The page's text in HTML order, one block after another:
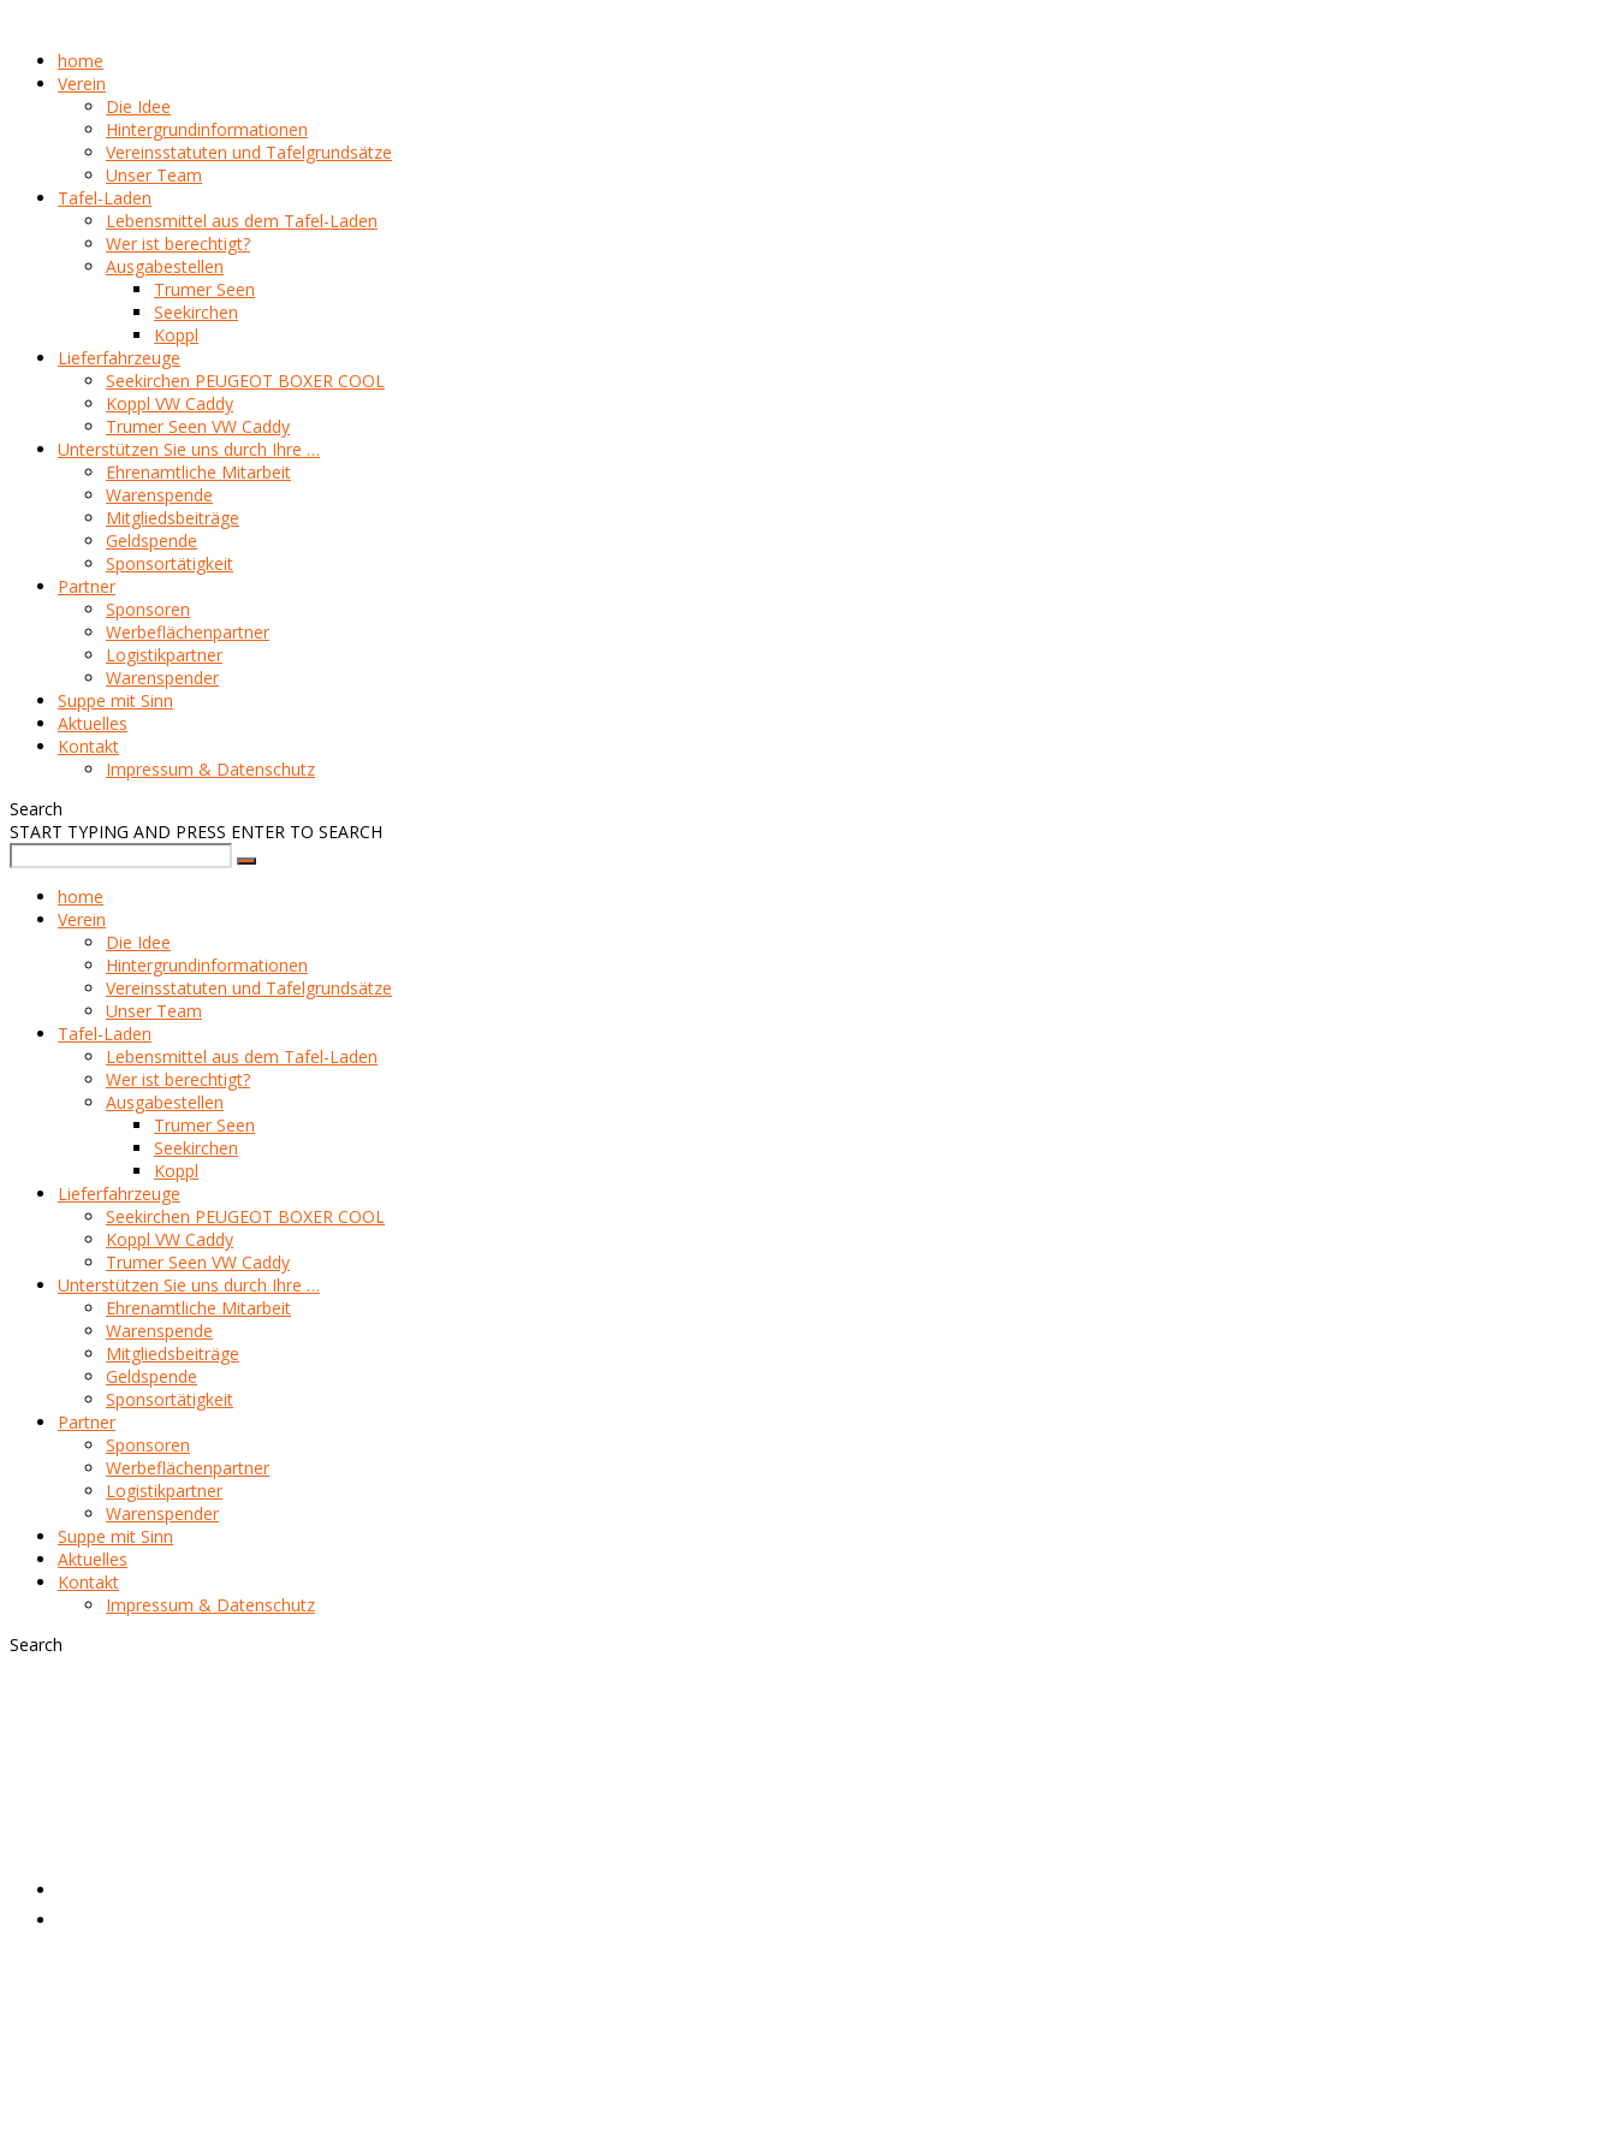
home
Verein
Die Idee
Hintergrundinformationen
Vereinsstatuten und Tafelgrundsätze
Unser Team
Tafel-Laden
Lebensmittel aus dem Tafel-Laden
Wer ist berechtigt?
Ausgabestellen
Trumer Seen
Seekirchen
Koppl
Lieferfahrzeuge
Seekirchen PEUGEOT BOXER COOL
Koppl VW Caddy
Trumer Seen VW Caddy
Unterstützen Sie uns durch Ihre …
Ehrenamtliche Mitarbeit
Warenspende
Mitgliedsbeiträge
Geldspende
Sponsortätigkeit
Partner
Sponsoren
Werbeflächenpartner
Logistikpartner
Warenspender
Suppe mit Sinn
Aktuelles
Kontakt
Impressum & Datenschutz
Search
START TYPING AND PRESS ENTER TO SEARCH
home
Verein
Die Idee
Hintergrundinformationen
Vereinsstatuten und Tafelgrundsätze
Unser Team
Tafel-Laden
Lebensmittel aus dem Tafel-Laden
Wer ist berechtigt?
Ausgabestellen
Trumer Seen
Seekirchen
Koppl
Lieferfahrzeuge
Seekirchen PEUGEOT BOXER COOL
Koppl VW Caddy
Trumer Seen VW Caddy
Unterstützen Sie uns durch Ihre …
Ehrenamtliche Mitarbeit
Warenspende
Mitgliedsbeiträge
Geldspende
Sponsortätigkeit
Partner
Sponsoren
Werbeflächenpartner
Logistikpartner
Warenspender
Suppe mit Sinn
Aktuelles
Kontakt
Impressum & Datenschutz
Search